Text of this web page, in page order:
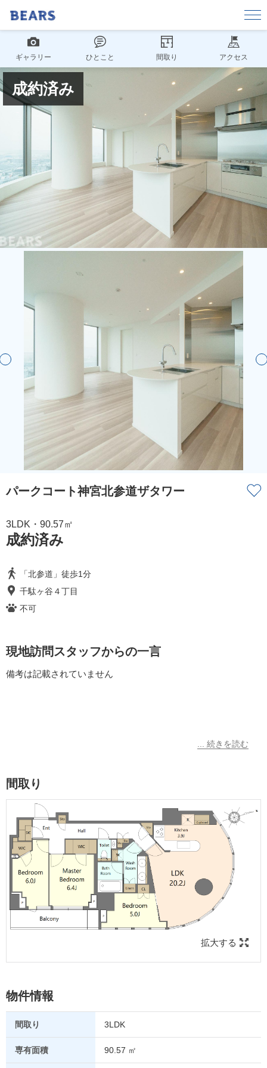
ギャラリー ひとこと 間取り アクセス
成約済み
パークコート神宮北参道ザタワー
3LDK・90.57㎡
成約済み
「北参道」徒歩1分
千駄ヶ谷４丁目
不可
現地訪問スタッフからの一言
備考は記載されていません
間取り
拡大する
物件情報
間取り 3LDK
専有面積 90.57 ㎡